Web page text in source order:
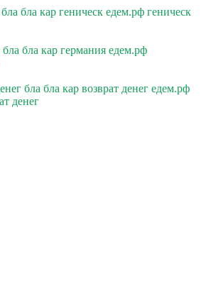
бла кар геническ едем.рф геническ
бла кар германия едем.рф
бла бла кар возврат денег едем.рф
денег